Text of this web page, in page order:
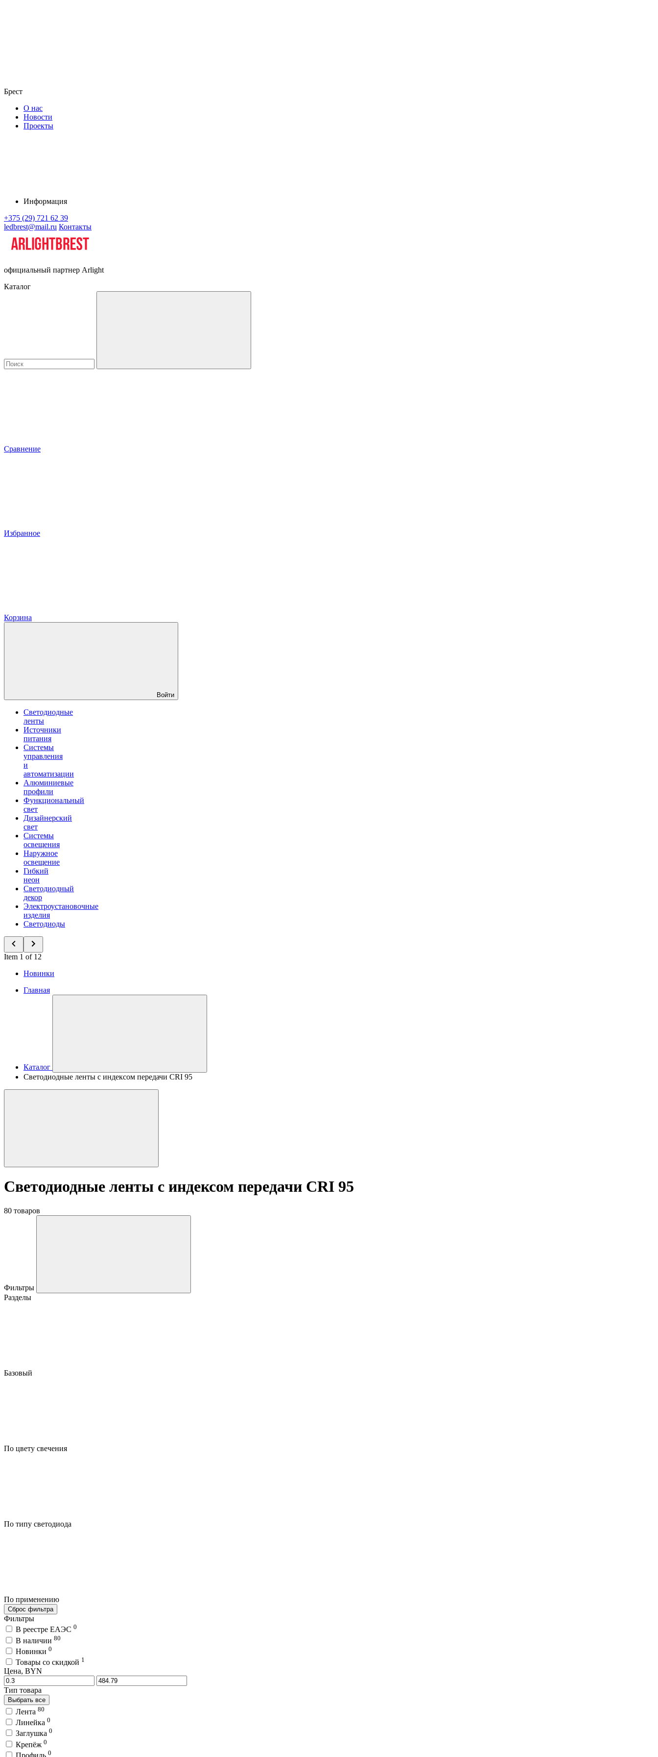
Брест
О нас
Новости
Проекты
Информация
+375 (29) 721 62 39
ledbrest@mail.ru Контакты
официальный партнер Arlight
Каталог
Сравнение
Избранное
Корзина
Войти
Светодиодные
ленты
Источники
питания
Системы
управления
и
автоматизации
Алюминиевые
профили
Функциональный
свет
Дизайнерский
свет
Системы
освещения
Наружное
освещение
Гибкий
неон
Светодиодный
декор
Электроустановочные
изделия
Светодиоды
Item 1 of 12
Новинки
Главная
Каталог
Светодиодные ленты с индексом передачи CRI 95
Светодиодные ленты с индексом передачи CRI 95
80 товаров
Фильтры
Разделы
Базовый
По цвету свечения
По типу светодиода
По применению
Сброс фильтра
Фильтры
В реестре ЕАЭС 0
В наличии 80
Новинки 0
Товары со скидкой 1
Цена, BYN
Тип товара
Выбрать все
Лента 80
Линейка 0
Заглушка 0
Крепёж 0
Профиль 0